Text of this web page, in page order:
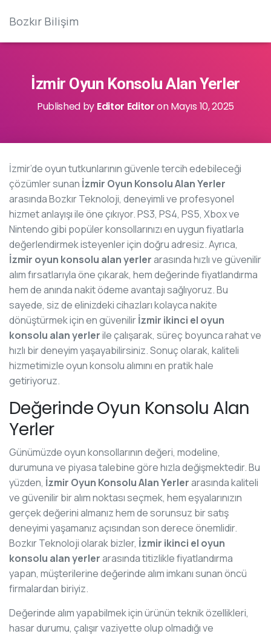
Bozkır Bilişim
İzmir Oyun Konsolu Alan Yerler
Published by Editor EditoronMayıs 10, 2025
İzmir’de oyun tutkunlarının güvenle tercih edebileceği
çözümler sunan İzmir Oyun Konsolu Alan Yerler
arasında Bozkır Teknoloji, deneyimli ve profesyonel
hizmet anlayışı ile öne çıkıyor. PS3, PS4, PS5, Xbox ve
Nintendo gibi popüler konsollarınızı en uygun fiyatlarla
değerlendirmek isteyenler için doğru adresiz. Ayrıca,
İzmir oyun konsolu alan yerlerarasında hızlı ve güvenilir
alım fırsatlarıyla öne çıkarak, hem değerinde fiyatlandırma
hem de anında nakit ödeme avantajı sağlıyoruz. Bu
sayede, siz de elinizdeki cihazları kolayca nakite
dönüştürmek için en güvenilirİzmir ikinci el oyun
konsolu alan yerlerile çalışarak, süreç boyunca rahat ve
hızlı bir deneyim yaşayabilirsiniz. Sonuç olarak, kaliteli
hizmetimizle oyun konsolu alımını en pratik hale
getiriyoruz.
Değerinde Oyun Konsolu Alan
Yerler
Günümüzde oyun konsollarının değeri, modeline,
durumuna ve piyasa talebine göre hızla değişmektedir. Bu
yüzden, İzmir Oyun Konsolu Alan Yerlerarasında kaliteli
ve güvenilir bir alım noktası seçmek, hem eşyalarınızın
gerçek değerini almanız hem de sorunsuz bir satış
deneyimi yaşamanız açısından son derece önemlidir.
Bozkır Teknoloji olarak bizler, İzmir ikinci el oyun
konsolu alan yerlerarasında titizlikle fiyatlandırma
yapan, müşterilerine değerinde alım imkanı sunan öncü
firmalardan biriyiz.
Değerinde alım yapabilmek için ürünün teknik özellikleri,
hasar durumu, çalışır vaziyette olup olmadığı ve